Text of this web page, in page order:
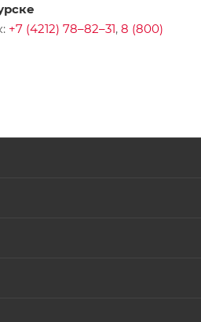
+7 (4212) 78–82–31, 8 (800)